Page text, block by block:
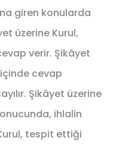
giren konularda
üzerine Kurul,
verir. Şikâyet
cevap
Şikâyet üzerine
ihlalin
tespit ettiği